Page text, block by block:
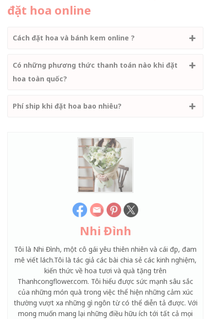
đặt hoa online
Cách đặt hoa và bánh kem online ?
Có những phương thức thanh toán nào khi đặt
hoa toàn quốc?
Phí ship khi đặt hoa bao nhiêu?
Nhi Đình
Tôi là Nhi Đình, một cô gái yêu thiên nhiên và cái đẹp, đam
mê viết lách.Tôi là tác giả các bài chia sẻ các kinh nghiệm,
kiến thức về hoa tươi và quà tặng trên
Thanhcongflower.com. Tôi hiểu được sức mạnh sâu sắc
của những món quà trong việc thể hiện những cảm xúc
thường vượt xa những gì ngôn từ có thể diễn tả được. Với
mong muốn mang lại những điều hữu ích tới tất cả mọi